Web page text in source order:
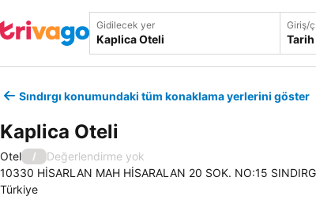
Gidilecek yer Giriş/
Sındırgı konumundaki tüm konaklama yerlerini göster
Kaplica Oteli
Otel /
Değerlendirme yok
10330 HİSARLAN MAH HİSARALAN 20 SOK. NO:15
Türkiye